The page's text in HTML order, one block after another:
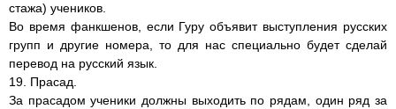
стажа) учеников.
Во время фанкшенов, если Гуру объявит выступления русских
групп и другие номера, то для нас специально будет сделай
перевод на русский язык.
19. Прасад.
За прасадом ученики должны выходить по рядам, один ряд за